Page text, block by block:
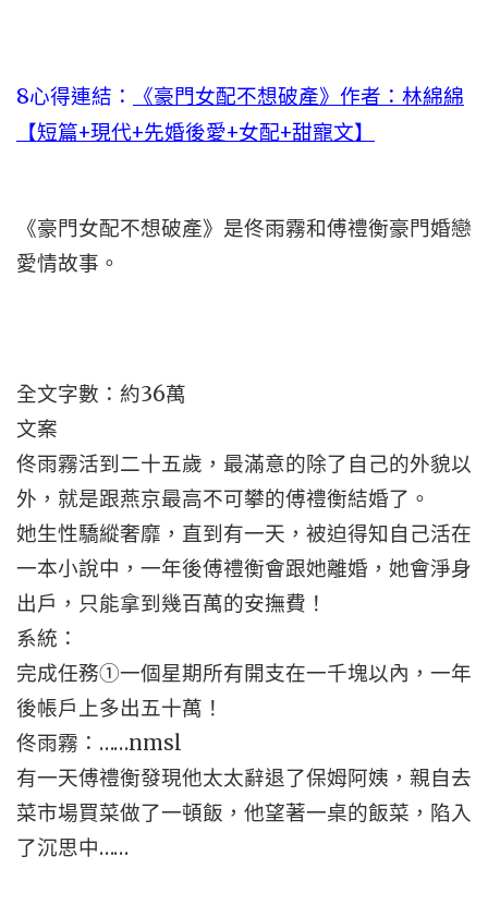
8心得連結：
《豪門女配不想破產》作者：林綿綿
【短篇+現代+先婚後愛+女配+甜寵文】
《豪門女配不想破產》是佟雨霧和傅禮衡豪門婚戀
愛情故事。
全文字數：約36萬
文案
佟雨霧活到二十五歲，最滿意的除了自己的外貌以
外，就是跟燕京最高不可攀的傅禮衡結婚了。
她生性驕縱奢靡，直到有一天，被迫得知自己活在
一本小說中，一年後傅禮衡會跟她離婚，她會淨身
出戶，只能拿到幾百萬的安撫費！
系統：
完成任務①一個星期所有開支在一千塊以內，一年
後帳戶上多出五十萬！
佟雨霧：……nmsl
有一天傅禮衡發現他太太辭退了保姆阿姨，親自去
菜市場買菜做了一頓飯，他望著一桌的飯菜，陷入
了沉思中……